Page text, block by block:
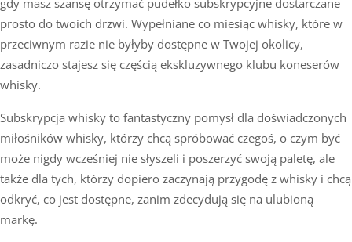
prosto do twoich drzwi. Wypełniane co miesiąc whisky, które w
przeciwnym razie nie byłyby dostępne w Twojej okolicy,
zasadniczo stajesz się częścią ekskluzywnego klubu koneserów
whisky.
Subskrypcja whisky to fantastyczny pomysł dla doświadczonych
miłośników whisky, którzy chcą spróbować czegoś, o czym być
może nigdy wcześniej nie słyszeli i poszerzyć swoją paletę, ale
także dla tych, którzy dopiero zaczynają przygodę z whisky i chcą
odkryć, co jest dostępne, zanim zdecydują się na ulubioną
markę.